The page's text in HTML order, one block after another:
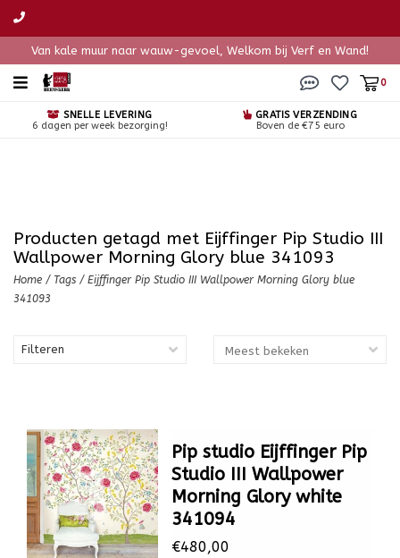
Van kale muur naar wauw-gevoel, Welkom bij Verf en Wand!
0
SNELLE LEVERING
6 dagen per week bezorging!
GRATIS VERZENDING
Boven de €75 euro
Producten getagd met Eijffinger Pip Studio III
Wallpower Morning Glory blue 341093
Home / Tags / Eijffinger Pip Studio III Wallpower Morning Glory blue
341093
Filteren
Pip studio Eijffinger Pip
Studio III Wallpower
Morning Glory white
341094
€480,00